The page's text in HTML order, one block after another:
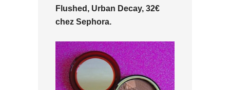
Flushed, Urban Decay, 32€
chez Sephora.